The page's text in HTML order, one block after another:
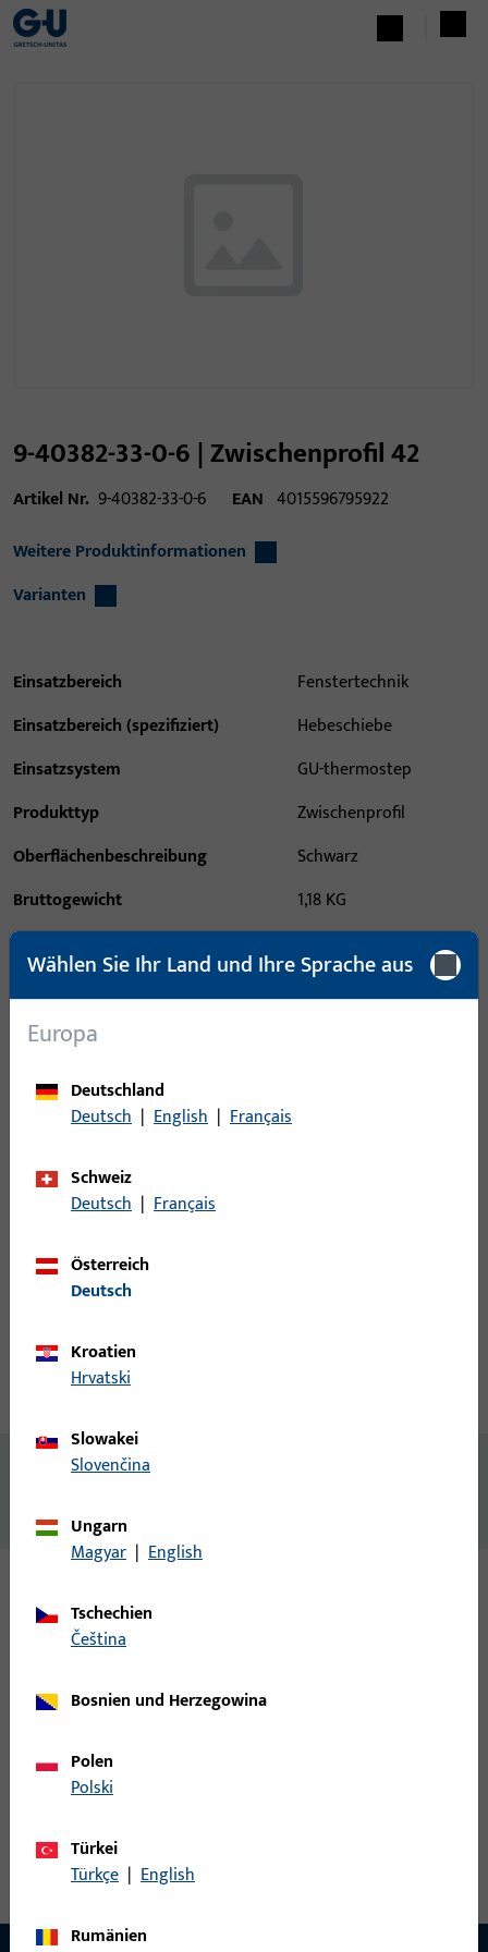
9-40382-33-0-6 | Zwischenprofil 42
Artikel Nr. 9-40382-33-0-6 EAN 4015596795922
Weitere Produktinformationen
Varianten
Einsatzbereich
Fenstertechnik
Einsatzbereich (spezifiziert)
Hebeschiebe
Einsatzsystem
GU-thermostep
Produkttyp
Zwischenprofil
Oberflächenbeschreibung
Schwarz
Bruttogewicht
1,18 KG
Bitte melden Sie sich mit Ihren Kundendaten an um eine
Login
Inhalt
Varianten
mm, Gesamtlänge 3.300 mm
Wählen Sie Ihr Land und Ihre Sprache aus
Europa
Deutschland
Deutsch | English | Français
Schweiz
Deutsch | Français
Österreich
Deutsch
Kroatien
Hrvatski
Slowakei
Slovenčina
Ungarn
Magyar | English
Tschechien
čeština
Bosnien und Herzegowina
Polen
Polski
Türkei
Türkçe | English
Rumänien